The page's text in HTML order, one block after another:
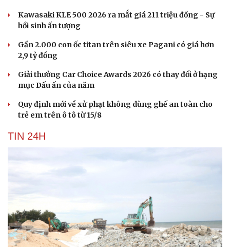
Kawasaki KLE 500 2026 ra mắt giá 211 triệu đồng - Sự
hồi sinh ấn tượng
Gần 2.000 con ốc titan trên siêu xe Pagani có giá hơn
2,9 tỷ đồng
Giải thưởng Car Choice Awards 2026 có thay đổi ở hạng
mục Dấu ấn của năm
Quy định mới về xử phạt không dùng ghế an toàn cho
trẻ em trên ô tô từ 15/8
TIN 24H